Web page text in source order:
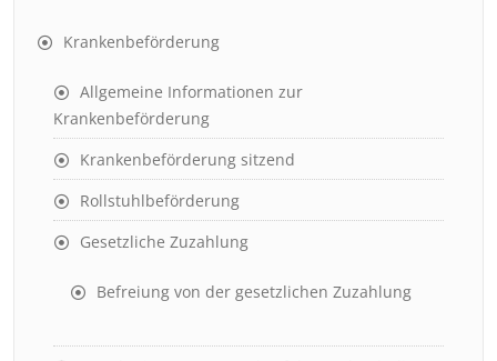
Krankenbeförderung
Allgemeine Informationen zur
Krankenbeförderung
Krankenbeförderung sitzend
Rollstuhlbeförderung
Gesetzliche Zuzahlung
Befreiung von der gesetzlichen Zuzahlung